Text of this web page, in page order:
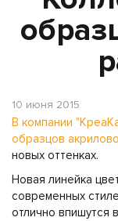
10 июня 2015
В компании
образцов
новых оттенках.
Новая линейка
современных
отлично впишутся